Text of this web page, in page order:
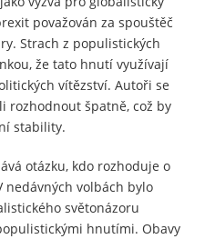
považován za spouštěč
Strach z populistických
že tato hnutí využívají
vítězství. Autoři se
rozhodnout špatně, což by
stability.
otázku, kdo rozhoduje o
nedávných volbách bylo
světonázoru
hnutími. Obavy